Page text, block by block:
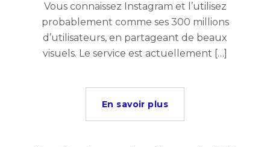
Vous connaissez Instagram et l’utilisez
probablement comme ses 300 millions
d’utilisateurs, en partageant de beaux
visuels. Le service est actuellement […]
En savoir plus